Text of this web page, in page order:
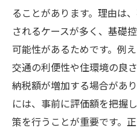
ることがあります。理由は
されるケースが多く、基礎
可能性があるためです。例
交通の利便性や住環境の良
納税額が増加する場合があ
には、事前に評価額を把握
策を行うことが重要です。